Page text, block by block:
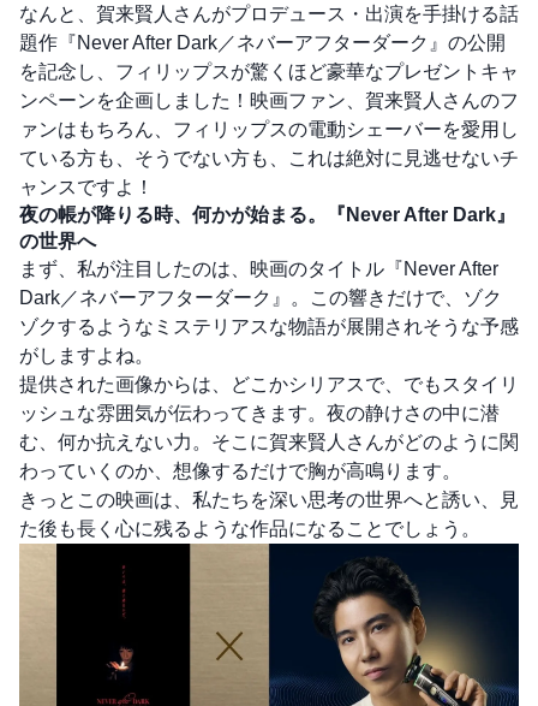
なんと、賀来賢人さんがプロデュース・出演を手掛ける話
題作『Never After Dark／ネバーアフターダーク』の公開
を記念し、フィリップスが驚くほど豪華なプレゼントキャ
ンペーンを企画しました！映画ファン、賀来賢人さんのフ
ァンはもちろん、フィリップスの電動シェーバーを愛用し
ている方も、そうでない方も、これは絶対に見逃せないチ
ャンスですよ！
夜の帳が降りる時、何かが始まる。『Never After Dark』
の世界へ
まず、私が注目したのは、映画のタイトル『Never After
Dark／ネバーアフターダーク』。この響きだけで、ゾク
ゾクするようなミステリアスな物語が展開されそうな予感
がしますよね。
提供された画像からは、どこかシリアスで、でもスタイリ
ッシュな雰囲気が伝わってきます。夜の静けさの中に潜
む、何か抗えない力。そこに賀来賢人さんがどのように関
わっていくのか、想像するだけで胸が高鳴ります。
きっとこの映画は、私たちを深い思考の世界へと誘い、見
た後も長く心に残るような作品になることでしょう。